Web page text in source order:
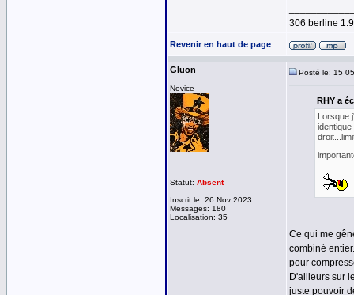
306 berline
Revenir en haut de page
Gluon
Novice
Statut: Absent
Inscrit le: 26 Nov 2023
Messages: 180
Localisation: 35
Posté le: 15
RHY a
Lorsque
Ce qui me
combiné
pour
D'ailleurs sur
juste pouvoir